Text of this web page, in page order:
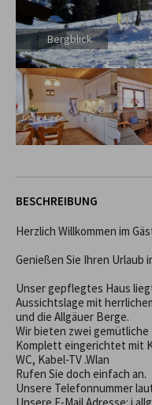
Bergblick
BESCHREIBUNG
Herzlich Willkommen im
Genießen Sie Ihren Urlaub
Unser gepflegtes Haus
Aussichtslage mit
und die Allgäuer Berge.
Wir bieten zwei
Komplett eingerichtet mit
WC, Kabel-TV .Wlan
Rufen Sie doch einfach an.
Unsere Telefonnummer